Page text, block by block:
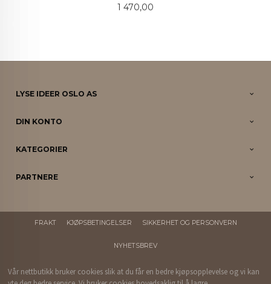
Pris
1 470,00
LYSE IDEER OSLO AS
DIN KONTO
KATEGORIER
PARTNERE
FRAKT KJØPSBETINGELSER SIKKERHET OG PERSONVERN
NYHETSBREV
Vår nettbutikk bruker cookies slik at du får en bedre kjøpsopplevelse og vi kan